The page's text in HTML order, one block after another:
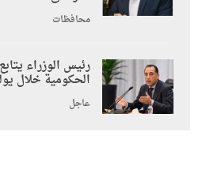
محافظات
رئيس الوزراء
الحكومية خلال
عاجل